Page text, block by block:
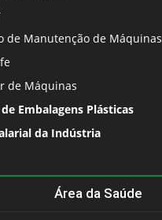
de Manutenção de Máquinas
de Máquinas
Embalagens Plásticas
da Indústria
Área da Saúde